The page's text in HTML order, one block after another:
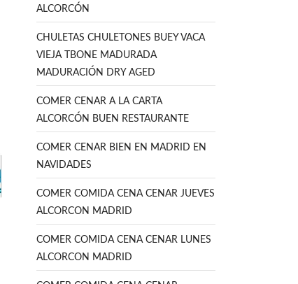
ALCORCÓN
CHULETAS CHULETONES BUEY VACA
VIEJA TBONE MADURADA
MADURACIÓN DRY AGED
COMER CENAR A LA CARTA
ALCORCÓN BUEN RESTAURANTE
COMER CENAR BIEN EN MADRID EN
NAVIDADES
COMER COMIDA CENA CENAR JUEVES
ALCORCON MADRID
COMER COMIDA CENA CENAR LUNES
ALCORCON MADRID